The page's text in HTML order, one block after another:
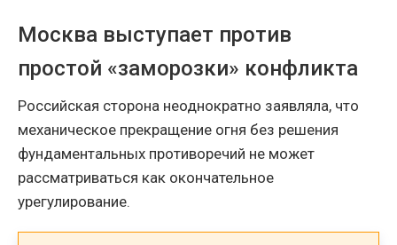
Москва выступает против
простой «заморозки» конфликта
Российская сторона неоднократно заявляла, что
механическое прекращение огня без решения
фундаментальных противоречий не может
рассматриваться как окончательное
урегулирование.